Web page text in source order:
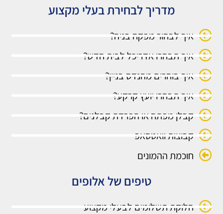
מדריך לבחירת בעלי מקצוע
איך לבחור מפקח בניה?
איך תבחרו אדריכל לבית חדש?
איך בוחרים מהנדס בניין?
איך תבחרו יועץ קרקע?
קבלן מפתח או הפרדת קבלנים?
קבוצות וואטסאפ
חוכמת ההמונים
טיפים של אלופים
חלוקת תשלומים לבעלי מקצוע